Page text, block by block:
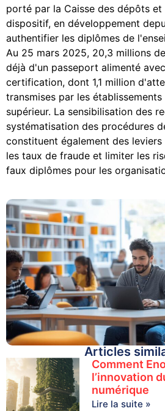
porté par la Caisse des dépôts
dispositif, en développement
authentifier les diplômes de
Au 25 mars 2025, 20,3 millions
déjà d'un passeport alimenté
certification, dont 1,1 million
transmises par les
supérieur. La sensibilisation des
systématisation des procédures
constituent également des
les taux de fraude et limiter les
faux diplômes pour les
Articles
Comment
l’innovation
numérique
Lire la suite »